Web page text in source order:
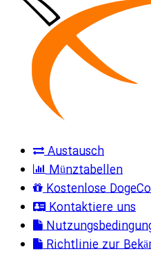
Austausch
Münztabellen
Kostenlose
Kontaktiere uns
Richtlinie zur